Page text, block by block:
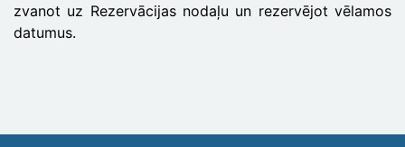
zvanot uz Rezervācijas nodaļu un rezervējot vēlamos
datumus.